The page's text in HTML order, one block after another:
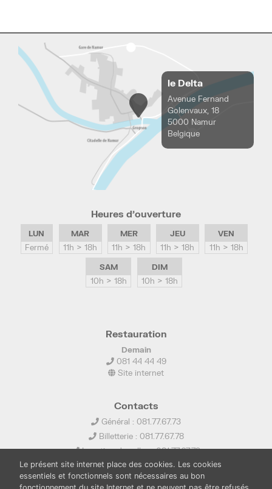
le Delta
Avenue Fernand
Golenvaux, 18
5000 Namur
Belgique
Heures d’ouverture
LUN
Fermé
MAR
11h > 18h
MER
11h > 18h
JEU
11h > 18h
VEN
11h > 18h
SAM
10h > 18h
DIM
10h > 18h
Restauration
Demain
081 44 44 49
Site internet
Contacts
Général : 081.77.67.73
Billetterie : 081.77.67.78
Location de salles : 081.77.67.79
info@ledelta.be
Le présent site internet place des cookies. Les cookies
essentiels et fonctionnels sont nécessaires au bon